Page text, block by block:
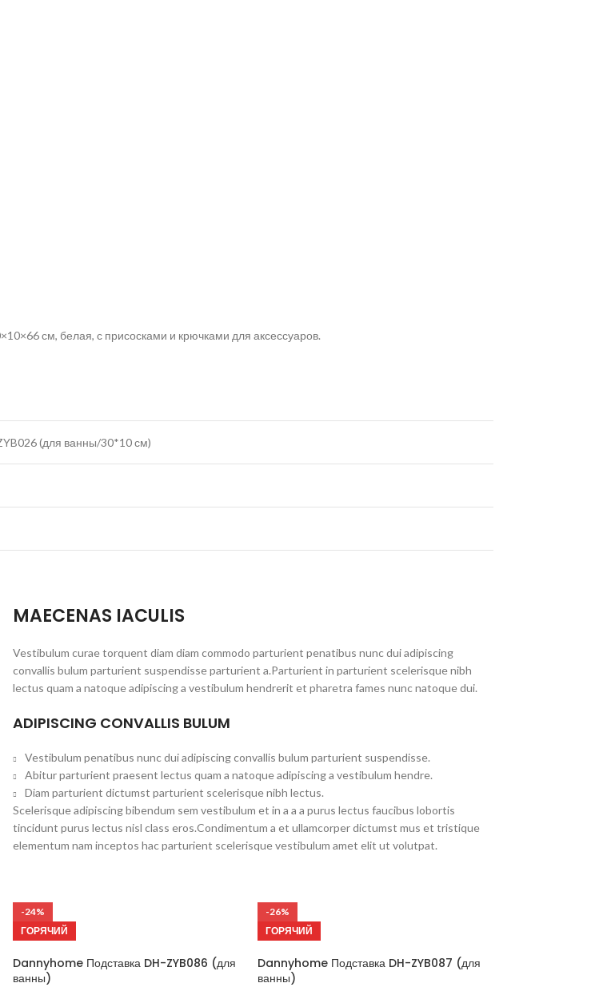
см, белая, с присосками и крючками для аксессуаров.
(для ванны/30*10 см)
MAECENAS IACULIS
Vestibulum curae torquent diam diam commodo parturient penatibus nunc dui adipiscing
convallis bulum parturient suspendisse parturient a.Parturient in parturient scelerisque nibh
lectus quam a natoque adipiscing a vestibulum hendrerit et pharetra fames nunc natoque dui.
ADIPISCING CONVALLIS BULUM
Vestibulum penatibus nunc dui adipiscing convallis bulum parturient suspendisse.
Abitur parturient praesent lectus quam a natoque adipiscing a vestibulum hendre.
Diam parturient dictumst parturient scelerisque nibh lectus.
Scelerisque adipiscing bibendum sem vestibulum et in a a a purus lectus faucibus lobortis
tincidunt purus lectus nisl class eros.Condimentum a et ullamcorper dictumst mus et tristique
elementum nam inceptos hac parturient scelerisque vestibulum amet elit ut volutpat.
-24%
ГОРЯЧИЙ
Dannyhome Подставка DH-ZYB086 (для
ванны)
-26%
ГОРЯЧИЙ
Dannyhome Подставка DH-ZYB087 (для
ванны)